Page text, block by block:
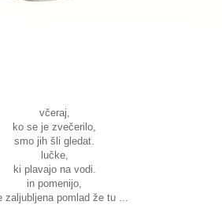
včeraj,
ko se je zvečerilo,
smo jih šli gledat.
lučke,
ki plavajo na vodi.
in pomenijo,
zaljubljena pomlad že tu ...